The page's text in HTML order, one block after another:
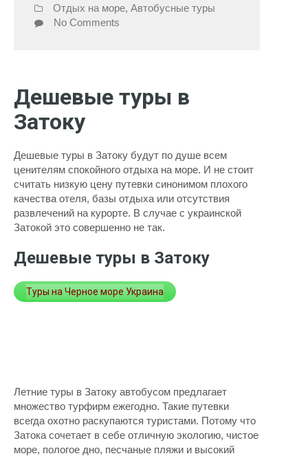
Отдых на море, Автобусные туры
No Comments
Дешевые туры в
Затоку
Дешевые туры в Затоку будут по душе всем
ценителям спокойного отдыха на море. И не стоит
считать низкую цену путевки синонимом плохого
качества отеля, базы отдыха или отсутствия
развлечений на курорте. В случае с украинской
Затокой это совершенно не так.
Дешевые туры в Затоку
Туры на Черное море Украина
Летние туры в Затоку автобусом предлагает
множество турфирм ежегодно. Такие путевки
всегда охотно раскупаются туристами. Потому что
Затока сочетает в себе отличную экологию, чистое
море, пологое дно, песчаные пляжи и высокий